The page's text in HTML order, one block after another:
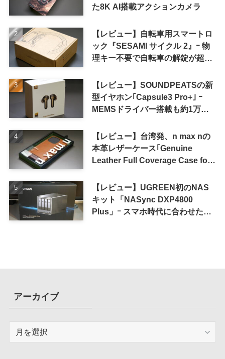
た8K AI搭載アクションカメラ
【レビュー】自転車用スマートロ
ック『SESAMI サイクル 2』ｰ 物
理キー不要で自転車の解錠が超簡
【レビュー】SOUNDPEATSの新
型イヤホン｢Capsule3 Pro+｣ ｰ
MEMSドライバー搭載も約1万円
【レビュー】台湾発、n max nの
本革レザーケース｢Genuine
Leather Full Coverage Case for
【レビュー】UGREEN初のNAS
キット「NASync DXP4800
Plus」ｰ スマホ時代に合わせた設
アーカイブ